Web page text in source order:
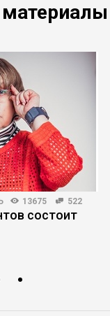
13675 522
состоит